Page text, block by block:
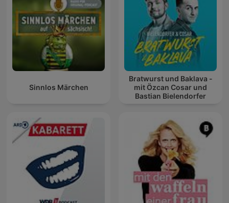
Sinnlos Märchen
Bratwurst und Baklava -
mit Özcan Cosar und
Bastian Bielendorfer